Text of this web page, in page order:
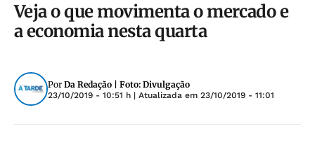
Veja o que movimenta o mercado e
a economia nesta quarta
Por Da Redação | Foto: Divulgação
23/10/2019 - 10:51 h | Atualizada em 23/10/2019 - 11:01